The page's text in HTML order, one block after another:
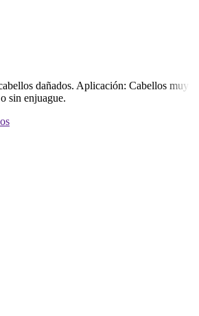
dañados. Aplicación: Cabellos muy
sin enjuague.